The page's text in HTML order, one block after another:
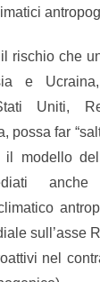
rischio che
e
Uniti,
possa far
il modello
sull’asse
nel